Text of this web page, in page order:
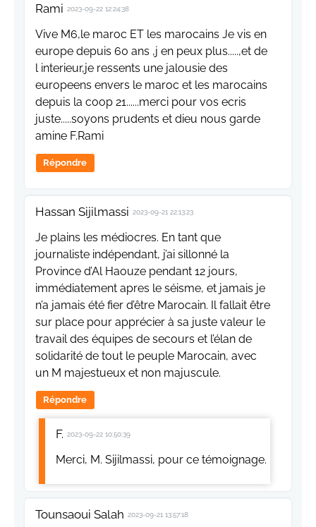
Rami 2023-09-22 12:24:38
Vive M6,le maroc ET les marocains Je vis en
europe depuis 60 ans ,j en peux plus.....,et de
l interieur,je ressents une jalousie des
europeens envers le maroc et les marocains
depuis la coop 21......merci pour vos ecris
juste.....soyons prudents et dieu nous garde
amine F.Rami
Répondre
Hassan Sijilmassi 2023-09-21 22:13:23
Je plains les médiocres. En tant que
journaliste indépendant, j’ai sillonné la
Province d’Al Haouze pendant 12 jours,
immédiatement apres le séisme, et jamais je
n’a jamais été fier d’être Marocain. Il fallait être
sur place pour apprécier à sa juste valeur le
travail des équipes de secours et l’élan de
solidarité de tout le peuple Marocain, avec
un M majestueux et non majuscule.
Répondre
F. 2023-09-22 10:50:39
Merci, M. Sijilmassi, pour ce témoignage.
Tounsaoui Salah 2023-09-21 13:57:18